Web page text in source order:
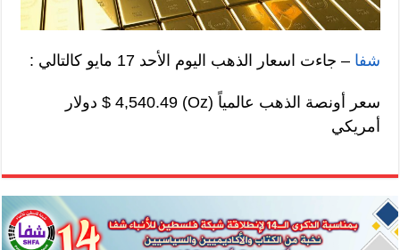
شفا – جاءت اسعار الذهب اليوم الأحد 17 مايو كالتالي :
سعر أونصة الذهب عالمياً (Oz) 4,540.49 $ دولار
أمريكي